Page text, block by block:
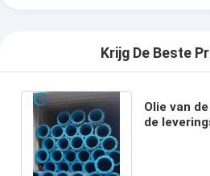
Krijg De Beste
Olie van
de